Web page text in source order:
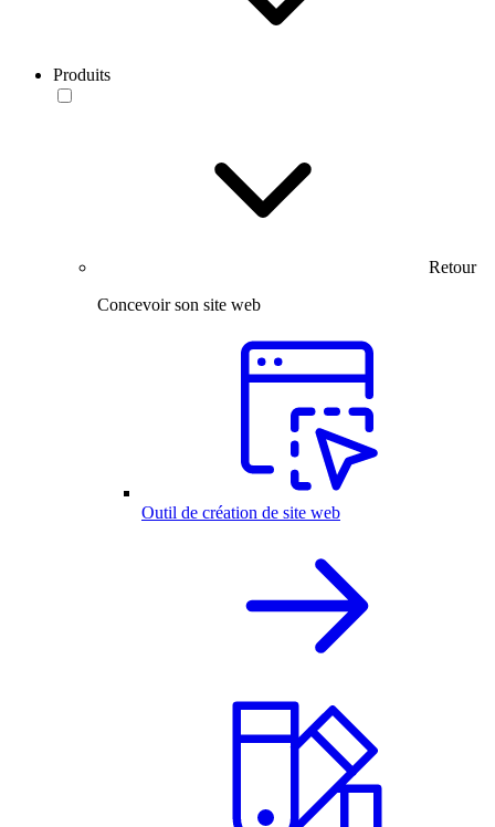
Produits
Retour
Concevoir son site web
Outil de création de site web